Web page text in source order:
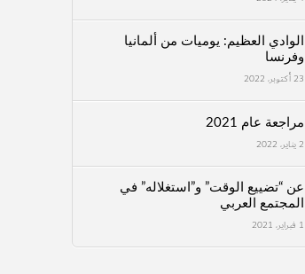
الوادي العظيم: يوميات من ألمانيا
وفرنسا
23 أكتوبر، 2022
مراجعة عام 2021
2 يناير، 2022
عن “تضييع الوقت” و”استغلاله” في
المجتمع العربي
1 فبراير، 2021